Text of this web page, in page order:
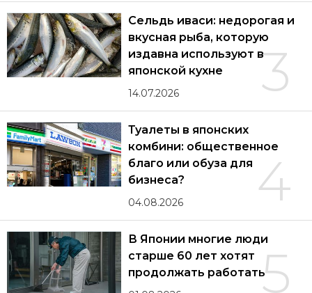
3
Сельдь иваси: недорогая и
вкусная рыба, которую
издавна используют в
японской кухне
14.07.2026
4
Туалеты в японских
комбини: общественное
благо или обуза для
бизнеса?
04.08.2026
5
В Японии многие люди
старше 60 лет хотят
продолжать работать